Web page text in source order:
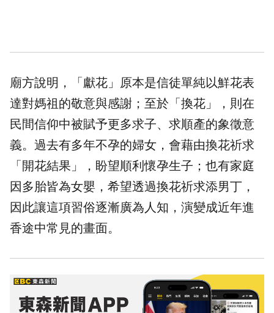
廟方說明，「獻花」原本是信徒單純以鮮花表
達對媽祖的敬意與感謝；至於「換花」，則在
民間信仰中被賦予更多求子、求順產的象徵意
義。過去有多年不孕的婦女，會藉由換花祈求
「開花結果」，盼望順利懷孕生子；也有家庭
因多胎皆為女嬰，希望透過換花祈求添男丁，
因此讓這項習俗逐漸廣為人知，演變成近年進
香途中常見的畫面。